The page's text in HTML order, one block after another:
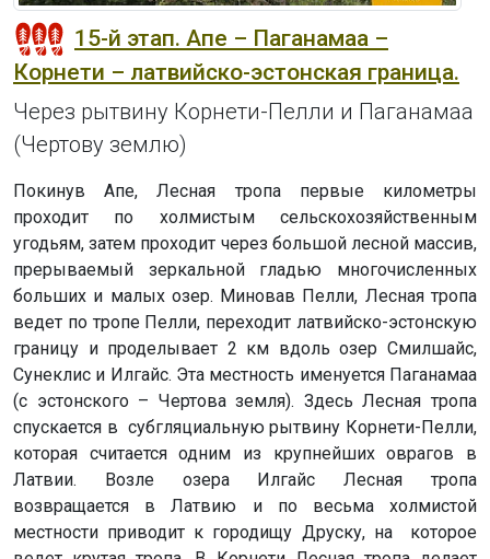
15-й этап. Апе – Паганамаа –
Корнети – латвийско-эстонская граница.
Через рытвину Корнети-Пелли и Паганамаа
(Чертову землю)
Покинув Апе, Лесная тропа первые километры
проходит по холмистым сельскохозяйственным
угодьям, затем проходит через большой лесной массив,
прерываемый зеркальной гладью многочисленных
больших и малых озер. Миновав Пелли, Лесная тропа
ведет по тропе Пелли, переходит латвийско-эстонскую
границу и проделывает 2 км вдоль озер Смилшайс,
Сунеклис и Илгайс. Эта местность именуется Паганамаа
(с эстонского – Чертова земля). Здесь Лесная тропа
спускается в субгляциальную рытвину Корнети-Пелли,
которая считается одним из крупнейших оврагов в
Латвии. Возле озера Илгайс Лесная тропа
возвращается в Латвию и по весьма холмистой
местности приводит к городищу Друску, на которое